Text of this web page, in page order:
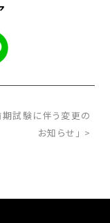
期試験に伴う変更の
お知らせ」 >